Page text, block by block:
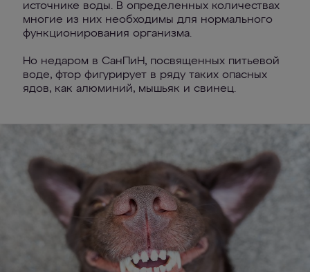
источнике воды. В определенных количествах
многие из них необходимы для нормального
функционирования организма.
Но недаром в СанПиН, посвященных питьевой
воде, фтор фигурирует в ряду таких опасных
ядов, как алюминий, мышьяк и свинец.